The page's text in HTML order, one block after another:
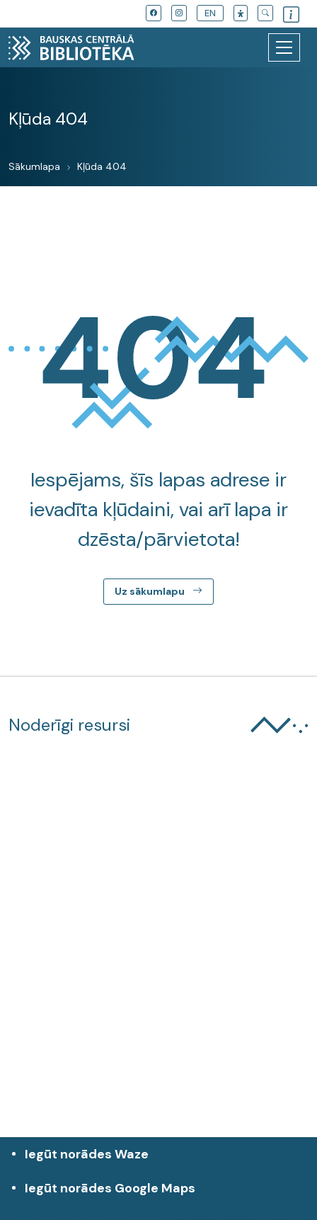
EN
Kļūda 404
Sākumlapa Kļūda 404
Iespējams, šīs lapas adrese ir
ievadīta kļūdaini, vai arī lapa ir
dzēsta/pārvietota!
Uz sākumlapu
Noderīgi resursi
Iegūt norādes Waze
Iegūt norādes Google Maps